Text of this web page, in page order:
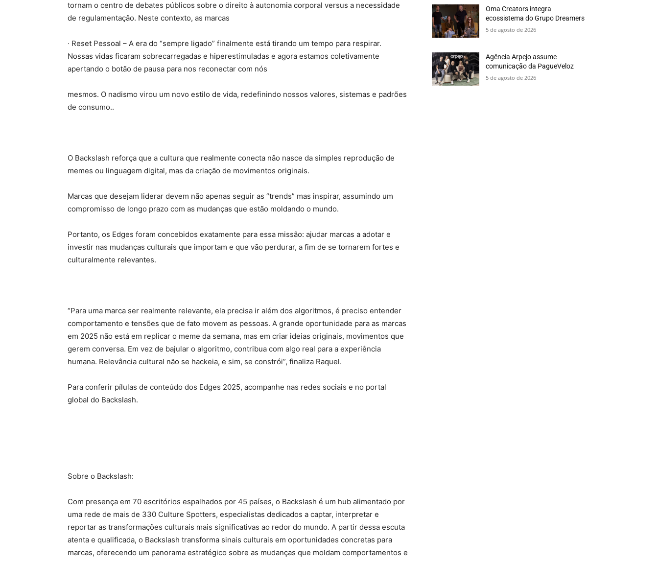
tornam o centro de debates públicos sobre o direito à autonomia corporal versus a necessidade
de regulamentação. Neste contexto, as marcas
· Reset Pessoal – A era do “sempre ligado” finalmente está tirando um tempo para respirar.
Nossas vidas ficaram sobrecarregadas e hiperestimuladas e agora estamos coletivamente
apertando o botão de pausa para nos reconectar com nós
mesmos. O nadismo virou um novo estilo de vida, redefinindo nossos valores, sistemas e padrões
de consumo..
O Backslash reforça que a cultura que realmente conecta não nasce da simples reprodução de
memes ou linguagem digital, mas da criação de movimentos originais.
Marcas que desejam liderar devem não apenas seguir as “trends” mas inspirar, assumindo um
compromisso de longo prazo com as mudanças que estão moldando o mundo.
Portanto, os Edges foram concebidos exatamente para essa missão: ajudar marcas a adotar e
investir nas mudanças culturais que importam e que vão perdurar, a fim de se tornarem fortes e
culturalmente relevantes.
“Para uma marca ser realmente relevante, ela precisa ir além dos algoritmos, é preciso entender
comportamento e tensões que de fato movem as pessoas. A grande oportunidade para as marcas
em 2025 não está em replicar o meme da semana, mas em criar ideias originais, movimentos que
gerem conversa. Em vez de bajular o algoritmo, contribua com algo real para a experiência
humana. Relevância cultural não se hackeia, e sim, se constrói”, finaliza Raquel.
Para conferir pílulas de conteúdo dos Edges 2025, acompanhe nas redes sociais e no portal
global do Backslash.
Sobre o Backslash:
Com presença em 70 escritórios espalhados por 45 países, o Backslash é um hub alimentado por
uma rede de mais de 330 Culture Spotters, especialistas dedicados a captar, interpretar e
reportar as transformações culturais mais significativas ao redor do mundo. A partir dessa escuta
atenta e qualificada, o Backslash transforma sinais culturais em oportunidades concretas para
marcas, oferecendo um panorama estratégico sobre as mudanças que moldam comportamentos e
Oma Creators integra
ecossistema do Grupo Dreamers
5 de agosto de 2026
Agência Arpejo assume
comunicação da PagueVeloz
5 de agosto de 2026